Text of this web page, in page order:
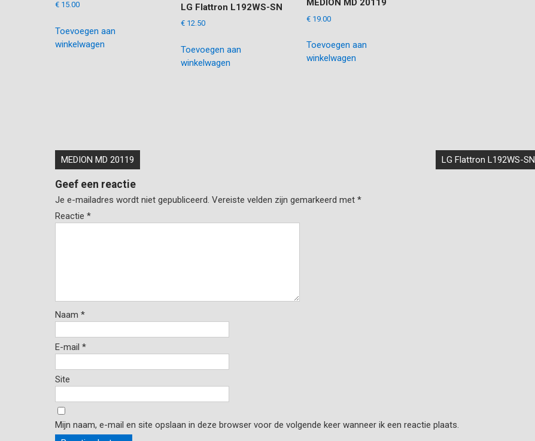
€ 15.00
Toevoegen aan
winkelwagen
LG Flattron L192WS-SN
€12.50
Toevoegen aan
winkelwagen
MEDION MD 20119
€19.00
Toevoegen aan
winkelwagen
Bericht
navigatie
MEDION MD 20119 LG Flattron L192WS-SN
Geef een reactie
Je e-mailadres wordt niet gepubliceerd. Vereiste velden zijn gemarkeerd met *
Reactie *
Naam *
E-mail *
Site
Mijn naam, e-mail en site opslaan in deze browser voor de volgende keer wanneer ik een reactie plaats.